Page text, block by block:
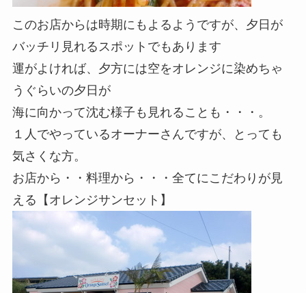
このお店からは時期にもよるようですが、夕日が
バッチリ見れるスポットでもあります
運がよければ、夕方には空をオレンジに染めちゃ
うぐらいの夕日が
海に向かって沈む様子も見れることも・・・。
１人でやっているオーナーさんですが、とっても
気さくな方。
お店から・・料理から・・・全てにこだわりが見
える【オレンジサンセット】